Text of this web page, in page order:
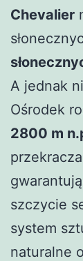
Chevalier
A jednak
Ośrodek
2800 m
szczycie
system
naturalne